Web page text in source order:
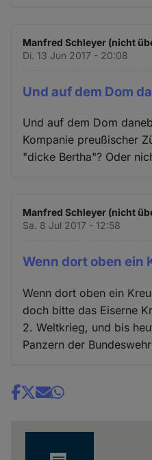
Manfred Schleyer (nicht
Di. 13 Jun 2017 - 20:08
Und auf dem Dom
Und auf dem Dom
Kompanie preußischer
"dicke Bertha"? Oder
Manfred Schleyer (nicht
Sa. 8 Jul 2017 - 12:58
Wenn dort oben ein
Wenn dort oben ein
doch bitte das Eiserne
2. Weltkrieg, und bis
Panzern der
Share